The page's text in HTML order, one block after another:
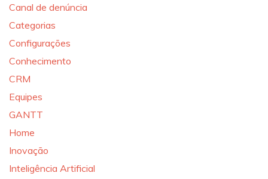
Canal de denúncia
Categorias
Configurações
Conhecimento
CRM
Equipes
GANTT
Home
Inovação
Inteligência Artificial